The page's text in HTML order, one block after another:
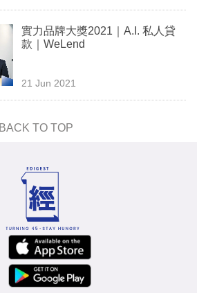
實力品牌大獎2021｜A.I. 私人貸
款｜WeLend
21 Jun 2021
BACK TO TOP